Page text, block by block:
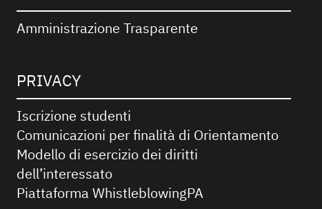
Amministrazione Trasparente
PRIVACY
Iscrizione studenti
Comunicazioni per finalità di Orientamento
Modello di esercizio dei diritti
dell’interessato
Piattaforma WhistleblowingPA